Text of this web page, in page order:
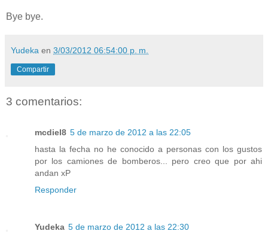
Bye bye.
Yudeka en 3/03/2012 06:54:00 p. m.
Compartir
3 comentarios:
mcdiel8 5 de marzo de 2012 a las 22:05
hasta la fecha no he conocido a personas con los gustos
por los camiones de bomberos... pero creo que por ahi
andan xP
Responder
Yudeka 5 de marzo de 2012 a las 22:30